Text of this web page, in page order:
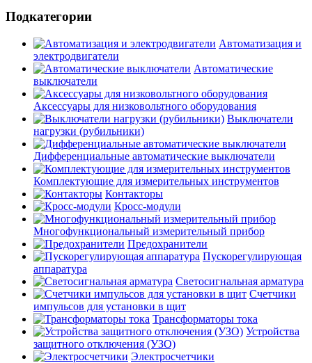
Подкатегории
Автоматизация и
электродвигатели
Автоматические
выключатели
Аксессуары для низковольтного оборудования
Выключатели
нагрузки (рубильники)
Дифференциальные автоматические выключатели
Комплектующие для измерительных инструментов
Контакторы
Кросс-модули
Многофункциональный измерительный прибор
Предохранители
Пускорегулирующая
аппаратура
Светосигнальная арматура
Счетчики
импульсов для установки в щит
Трансформаторы тока
Устройства
защитного отключения (УЗО)
Электросчетчики